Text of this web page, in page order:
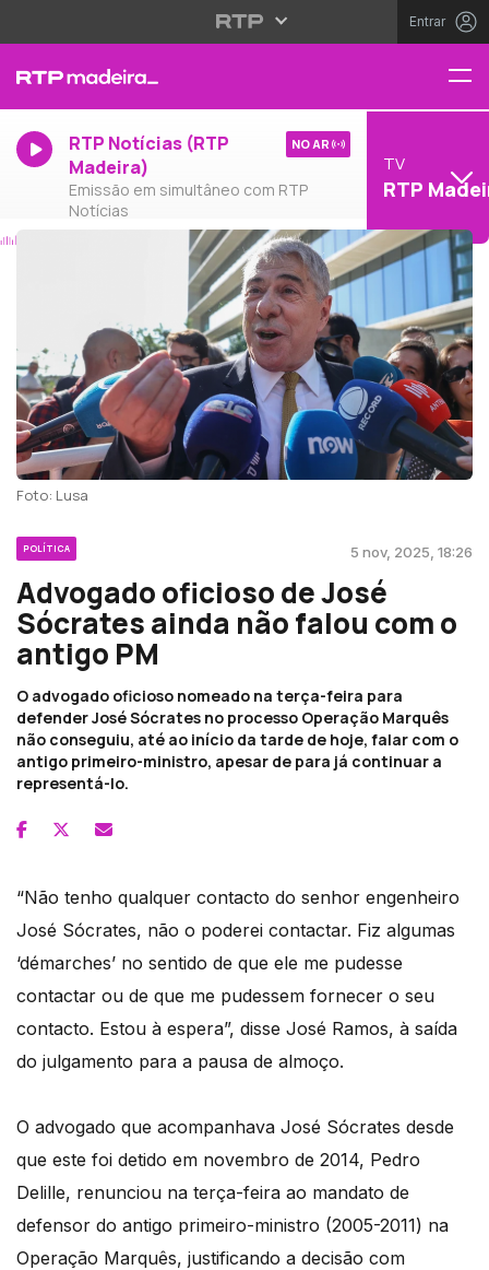
Entrar
RTP Notícias (RTP
Madeira)
Emissão em simultâneo com RTP
Notícias
NO AR
TV
RTP
Foto: Lusa
POLÍTICA 5 nov, 2025, 18:26
Advogado oficioso de José
Sócrates ainda não falou com o
antigo PM
O advogado oficioso nomeado na terça-feira para
defender José Sócrates no processo Operação Marquês
não conseguiu, até ao início da tarde de hoje, falar com o
antigo primeiro-ministro, apesar de para já continuar a
representá-lo.
“Não tenho qualquer contacto do senhor engenheiro
José Sócrates, não o poderei contactar. Fiz algumas
‘démarches’ no sentido de que ele me pudesse
contactar ou de que me pudessem fornecer o seu
contacto. Estou à espera”, disse José Ramos, à saída
do julgamento para a pausa de almoço.
O advogado que acompanhava José Sócrates desde
que este foi detido em novembro de 2014, Pedro
Delille, renunciou na terça-feira ao mandato de
defensor do antigo primeiro-ministro (2005-2011) na
Operação Marquês, justificando a decisão com